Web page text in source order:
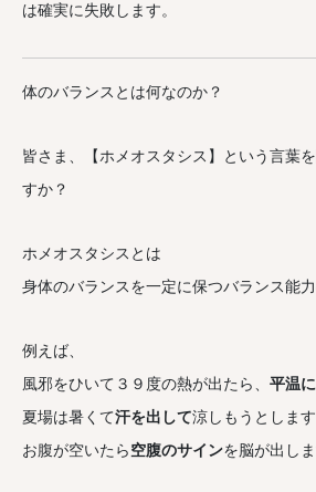
は確実に失敗します。
体のバランスとは何なのか？
皆さま、【ホメオスタシス】という言葉
すか？
ホメオスタシスとは
身体のバランスを一定に保つバランス能力
例えば、
風邪をひいて３９度の熱が出たら、 平温
夏場は暑くて汗を出して涼しもうとします
お腹が空いたら空腹のサインを脳が出しま